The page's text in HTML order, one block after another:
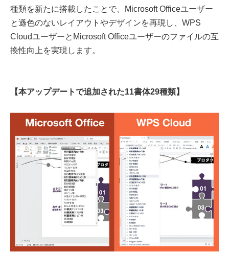
種類を新たに搭載したことで、Microsoft Officeユーザー
と遜色のないレイアウトやデザインを再現し、WPS
CloudユーザーとMicrosoft Officeユーザーのファイルの互
換性向上を実現します。
【本アップデートで追加された11書体29種類】